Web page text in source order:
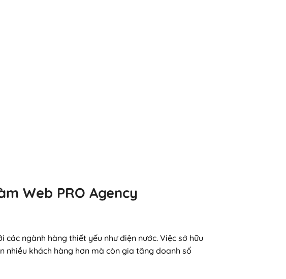
Web PRO Agency
ngành hàng thiết yếu như điện nước. Việc sở hữu
nhiều khách hàng hơn mà còn gia tăng doanh số